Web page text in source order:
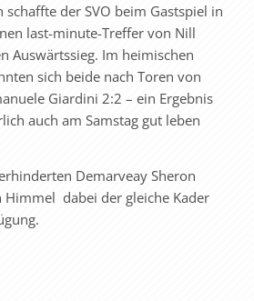
schaffte der SVO beim Gastspiel in
last-minute-Treffer von Nill
Auswärtssieg. Im heimischen
sich beide nach Toren von
Giardini 2:2 – ein Ergebnis
auch am Samstag gut leben
Demarveay Sheron
Himmel dabei der gleiche Kader